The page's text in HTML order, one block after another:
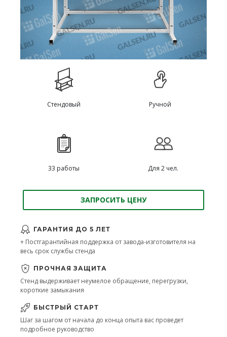
Стендовый Ручной
33 работы Для 2 чел.
ЗАПРОСИТЬ ЦЕНУ
ГАРАНТИЯ ДО 5 ЛЕТ
+ Постгарантийная поддержка от завода-изготовителя на
весь срок службы стенда
ПРОЧНАЯ ЗАЩИТА
Стенд выдерживает неумелое обращение, перегрузки,
короткие замыкания
БЫСТРЫЙ СТАРТ
Шаг за шагом от начала до конца опыта вас проведет
подробное руководство